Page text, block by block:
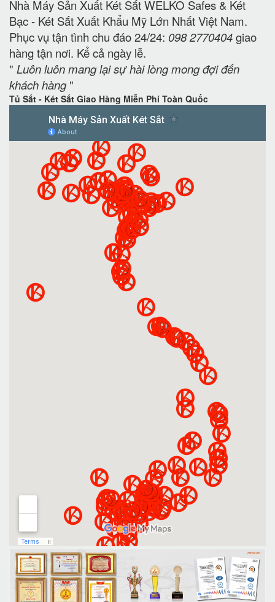
Nhà Máy Sản Xuất Két Sắt WELKO Safes & Két
Bạc - Két Sắt Xuất Khẩu Mỹ Lớn Nhất Việt Nam.
Phục vụ tận tình chu đáo 24/24: 098 2770404giao
hàng tận nơi. Kể cả ngày lễ.
" Luôn luôn mang lại sự hài lòng mong đợi đến
khách hàng"
Tủ Sắt - Két Sắt Giao Hàng Miễn Phí Toàn Quốc